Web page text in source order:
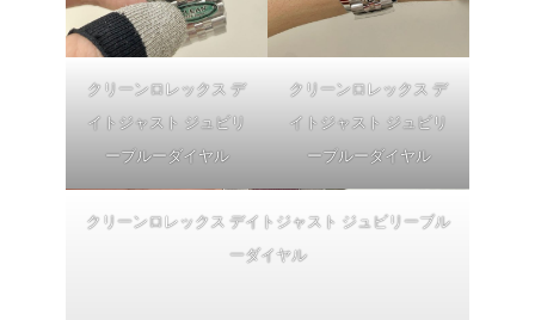
クリーンロレックス デ
イトジャスト ジュビリ
ーブルーダイヤル
クリーンロレックス デ
イトジャスト ジュビリ
ーブルーダイヤル
クリーンロレックス デイトジャスト ジュビリーブル
ーダイヤル